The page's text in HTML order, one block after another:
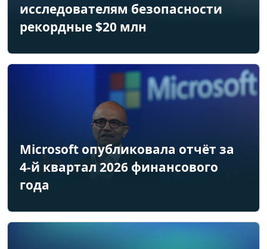
исследователям безопасности
рекордные $20 млн
Microsoft опубликовала отчёт за
4-й квартал 2026 финансового
года